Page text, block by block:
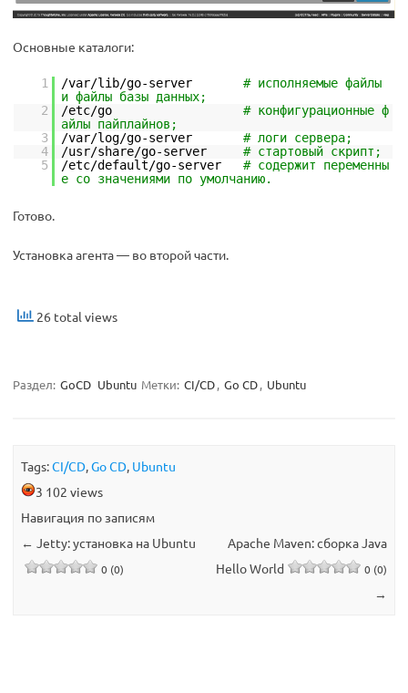
Основные каталоги:
1 /var/lib/go-server # исполняемые файлы
и файлы базы данных;
2
/etc/go # конфигурационные ф
айлы пайплайнов;
3
/var/log/go-server # логи сервера;
4
/usr/share/go-server # стартовый скрипт;
5
/etc/default/go-server # содержит переменны
е со значениями по умолчанию.
Готово.
Установка агента — во второй части.
26 total views
Раздел: GoCD Ubuntu Метки: CI/CD, Go CD, Ubuntu
Tags:CI/CD,Go CD, Ubuntu
3 102 views
Навигация по записям
← Jetty: установка на Ubuntu
0 (0)
Apache Maven: сборка Java
Hello World
0 (0)
→